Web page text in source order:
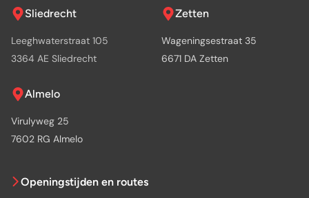
Sliedrecht
Leeghwaterstraat 105
3364 AE Sliedrecht
Zetten
Wageningsestraat 35
6671 DA Zetten
Almelo
Virulyweg 25
7602 RG Almelo
Openingstijden en routes